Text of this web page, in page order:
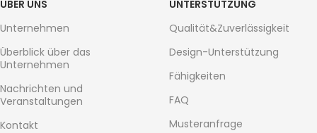
ÜBER UNS
Unternehmen
Überblick über das
Unternehmen
Nachrichten und
Veranstaltungen
Kontakt
UNTERSTÜTZUNG
Qualität&Zuverlässigkeit
Design-Unterstützung
Fähigkeiten
FAQ
Musteranfrage